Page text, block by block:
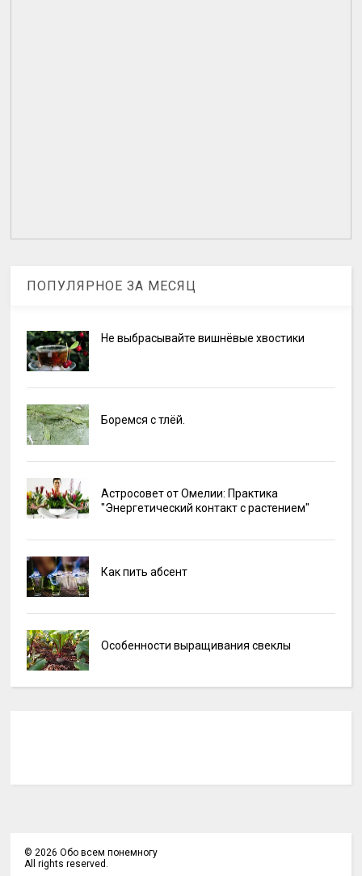
ПОПУЛЯРНОЕ ЗА МЕСЯЦ
Не выбрасывайте вишнёвые хвостики
Боремся с тлёй.
Астросовет от Омелии: Практика
"Энергетический контакт с растением"
Как пить абсент
Особенности выращивания свеклы
©2026 Обо всем понемногу
All rights reserved.